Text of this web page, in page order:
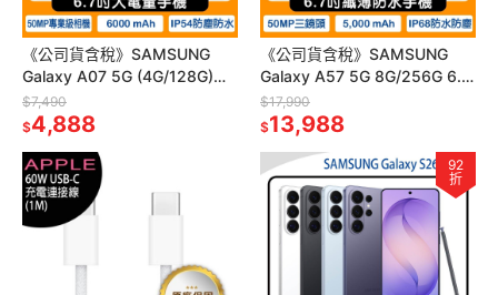
《公司貨含稅》SAMSUNG
Galaxy A07 5G (4G/128G)
6.7吋大電量手機
$7,490
$4,888
《公司貨含稅》SAMSUNG
Galaxy A57 5G 8G/256G 6.7
吋手機
$17,990
$13,988
92
折